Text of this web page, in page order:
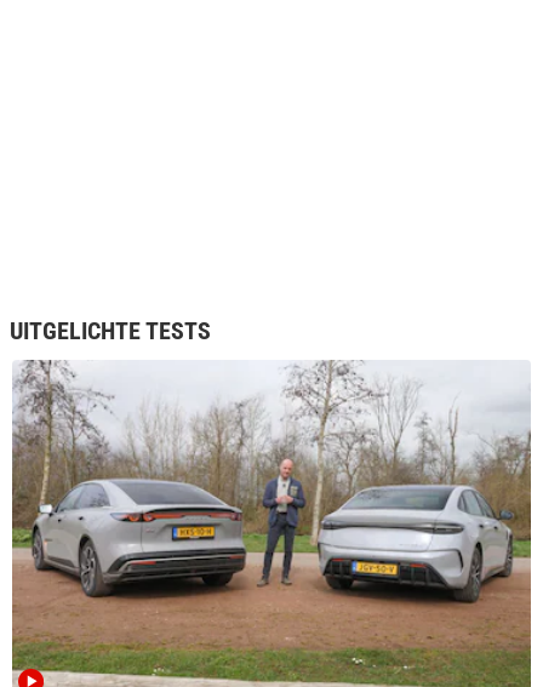
UITGELICHTE TESTS